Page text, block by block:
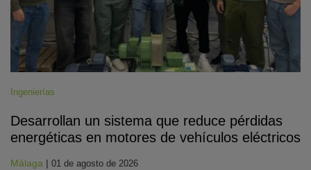
Ingenierías
Desarrollan un sistema que reduce pérdidas
energéticas en motores de vehículos eléctricos
Málaga | 01 de agosto de 2026